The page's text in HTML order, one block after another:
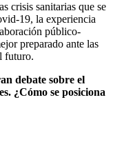
crisis sanitarias que se
19, la experiencia
público-
preparado ante las
futuro.
debate sobre el
¿Cómo se posiciona